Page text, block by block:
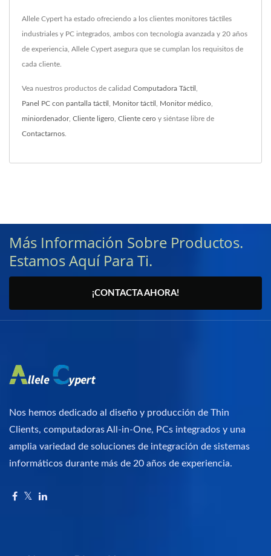
Allele Cypert ha estado ofreciendo a los clientes monitores táctiles
industriales y PC integrados, ambos con tecnología avanzada y 20 años
de experiencia, Allele Cypert asegura que se cumplan los requisitos de
cada cliente.
Vea nuestros productos de calidad Computadora Táctil
Panel PC con pantalla táctil Monitor táctil Monitor médico
miniordenador, Cliente ligero Cliente cero y siéntase libre de
Contactarnos
Más Información Sobre Productos.
Estamos Aquí Para Ti.
¡CONTACTA AHORA!
Nos hemos dedicado al diseño y producción de Thin
Clients, computadoras All-in-One, PCs integrados y una
amplia variedad de soluciones de integración de sistemas
informáticos durante más de 20 años de experiencia.